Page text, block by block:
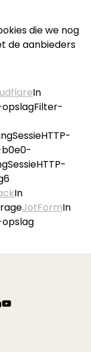
die we nog
de aanbieders
In
In
JotFormIn